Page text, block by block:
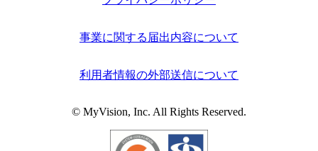
事業に関する届出内容について
利用者情報の外部送信について
© MyVision, Inc. All Rights Reserved.